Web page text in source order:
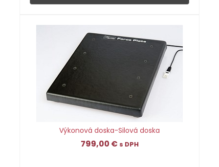
Výkonová doska-Silová doska
799,00 € s DPH